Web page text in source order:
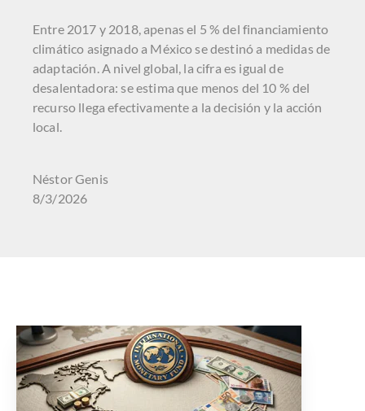
Entre 2017 y 2018, apenas el 5 % del financiamiento
climático asignado a México se destinó a medidas de
adaptación. A nivel global, la cifra es igual de
desalentadora: se estima que menos del 10 % del
recurso llega efectivamente a la decisión y la acción
local.
Néstor Genis
8/3/2026